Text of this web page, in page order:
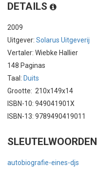
DETAILS
2009
Uitgever: Solarus Uitgeverij
Vertaler: Wiebke Hallier
148 Paginas
Taal: Duits
Grootte: 210x149x14
ISBN-10: 949041901X
ISBN-13: 9789490419011
SLEUTELWOORDEN
autobiografie-eines-djs